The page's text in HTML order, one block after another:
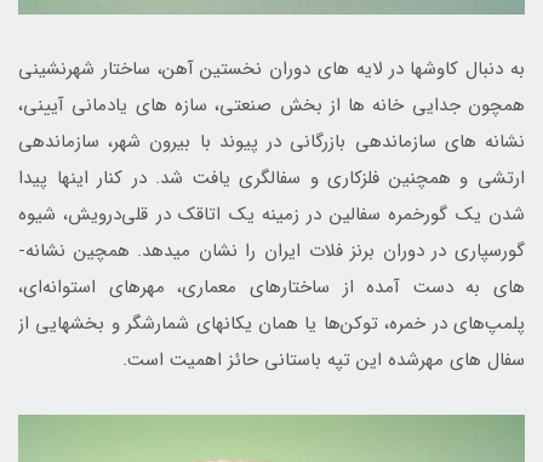
به دنبال کاوش­ها در لایه ­های دوران نخستین آهن، ساختار شهرنشینی
همچون جدایی خانه­ ها از بخش صنعتی، سازه ­های یادمانی آیینی،
نشانه­ های سازمان­دهی بازرگانی در پیوند با بیرون شهر، سازمان­­دهی
ارتشی و همچنین فلزکاری و سفال­گری یافت شد. در کنار این‎ها پیدا
شدن یک گورخمره‌ سفالین در زمینه یک اتاقک در قلی‌درویش، شیوه
گورسپاری در دوران برنز فلات ایران را نشان­ می­دهد. همچین نشانه­
های به دست آمده از ساختارهای معماری، مهرهای استوانه‌ای،
پلمپ‌های در خمره، توکن‌ها یا همان یکانهای شمارشگر و بخش­هایی از
سفال­ های مهرشده این تپه باستانی حائز اهمیت است.